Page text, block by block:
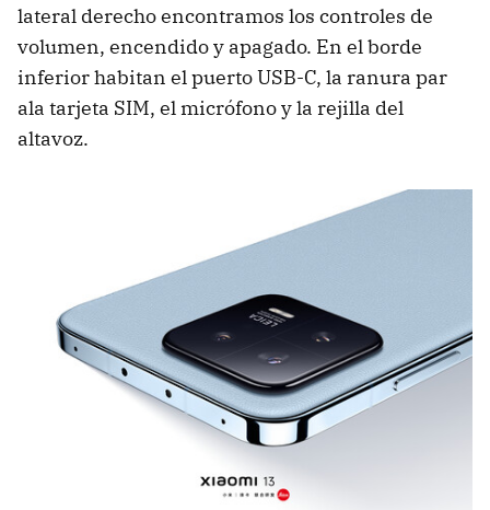
lateral derecho encontramos los controles de
volumen, encendido y apagado. En el borde
inferior habitan el puerto USB-C, la ranura par
ala tarjeta SIM, el micrófono y la rejilla del
altavoz.